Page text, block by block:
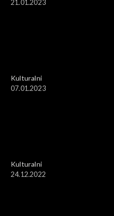
21.01.2023
Kulturalni
07.01.2023
Kulturalni
24.12.2022